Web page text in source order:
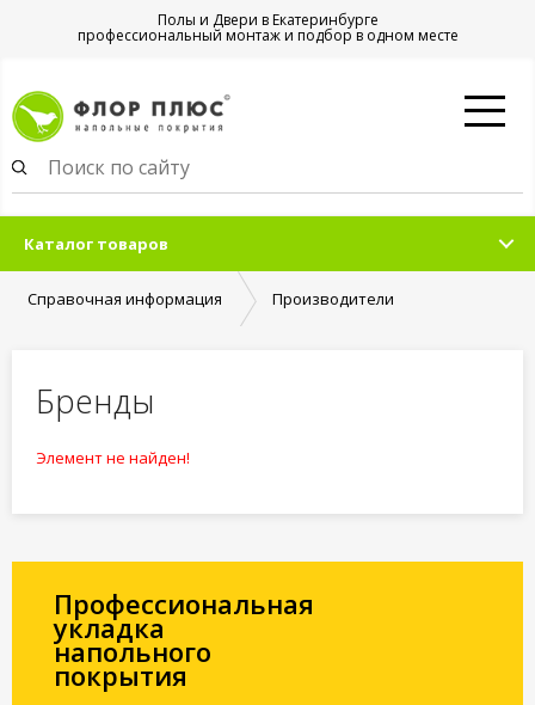
Полы и Двери в Екатеринбурге
профессиональный монтаж и подбор в одном месте
Каталог товаров
Справочная информация Производители
Бренды
Элемент не найден!
Профессиональная
укладка
напольного
покрытия